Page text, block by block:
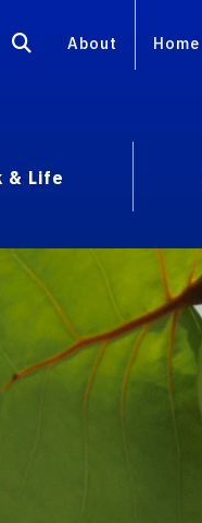
About Home
& Life